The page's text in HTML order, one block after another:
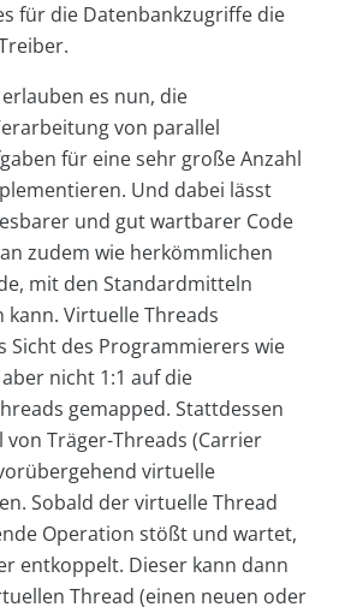
für die Datenbankzugriffe die
es nun, die
von parallel
für eine sehr große Anzahl
Und dabei lässt
und gut wartbarer Code
zudem wie herkömmlichen
mit den Standardmitteln
kann. Virtuelle Threads
Sicht des Programmierers wie
nicht 1:1 auf die
gemapped. Stattdessen
von Träger-Threads (Carrier
virtuelle
Sobald der virtuelle Thread
Operation stößt und wartet,
entkoppelt. Dieser kann dann
Thread (einen neuen oder